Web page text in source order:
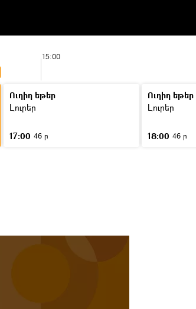
15:00
Ուղիղ եթեր
Լուրեր
17:00 46 ր
Ուղիղ եթեր
Լուրեր
18:00 46 ր